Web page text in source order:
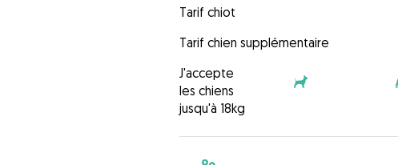
Tarif chiot
Tarif chien supplémentaire
J'accepte
les chiens
jusqu'à 18kg